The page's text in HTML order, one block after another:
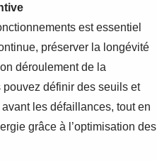
est essentiel
préserver la longévité
déroulement de la
définir des seuils et
les défaillances, tout en
grâce à l’optimisation des